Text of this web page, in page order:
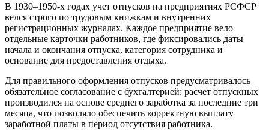
В 1930–1950-х годах учет отпусков на предприятиях РСФСР
велся строго по трудовым книжкам и внутренних
регистрационных журналах. Каждое предприятие вело
отдельные карточки работников, где фиксировались даты
начала и окончания отпуска, категория сотрудника и
основание для предоставления отдыха.
Для правильного оформления отпусков предусматривалось
обязательное согласование с бухгалтерией: расчет отпускных
производился на основе среднего заработка за последние три
месяца, что позволяло обеспечить корректную выплату
заработной платы в период отсутствия работника.